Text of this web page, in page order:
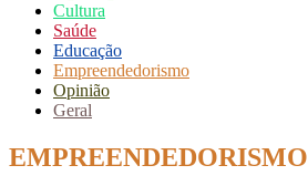
Cultura
Saúde
Educação
Empreendedorismo
Opinião
Geral
EMPREENDEDORISMO